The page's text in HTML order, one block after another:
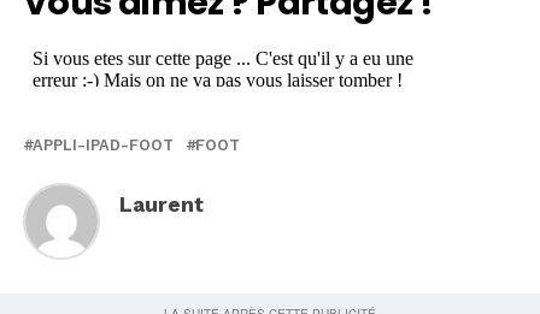
APPLI-IPAD-FOOT FOOT
Laurent